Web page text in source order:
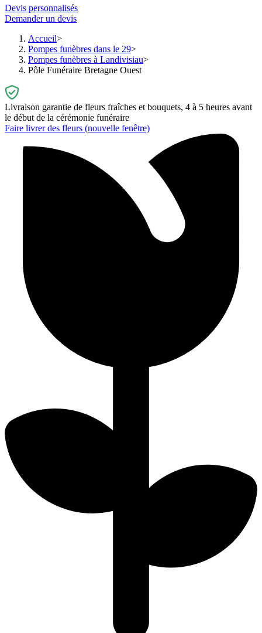
Devis personnalisés
Demander un devis
Accueil
Pompes funèbres dans le 29
Pompes funèbres à Landivisiau
Pôle Funéraire Bretagne Ouest
Livraison garantie de fleurs fraîches et bouquets, 4 à 5 heures avant
le début de la cérémonie funéraire
Faire livrer des fleurs (nouvelle fenêtre)